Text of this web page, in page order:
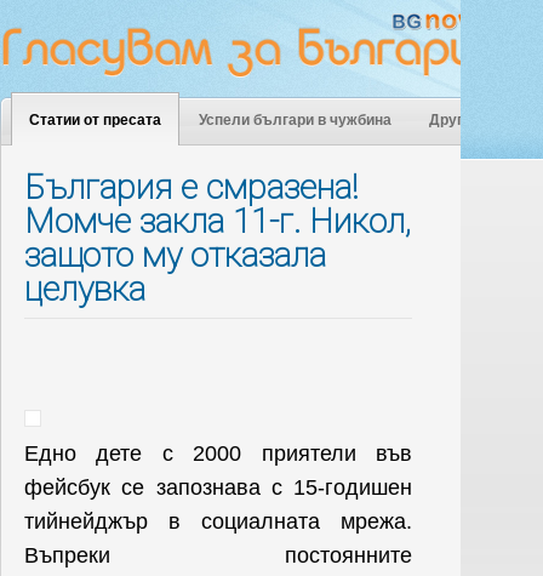
Статии от пресата Успели българи в чужбина Други
България е смразена!
Момче закла 11-г. Никол,
защото му отказала
целувка
Едно дете с 2000 приятели във
фейсбук се запознава с 15-годишен
тийнейджър в социалната мрежа.
Въпреки постоянните